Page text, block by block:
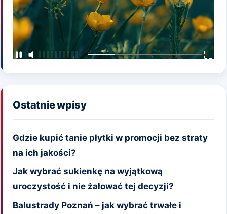
Ostatnie wpisy
Gdzie kupić tanie płytki w promocji bez straty
na ich jakości?
Jak wybrać sukienkę na wyjątkową
uroczystość i nie żałować tej decyzji?
Balustrady Poznań – jak wybrać trwałe i